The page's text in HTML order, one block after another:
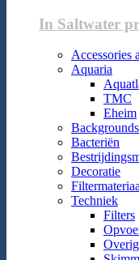
In Saltwater
Accessories
Aquaria
TMC
Eheim
Backgrounds
Bacteriën
Decoratie
Techniek
Filters
Overig